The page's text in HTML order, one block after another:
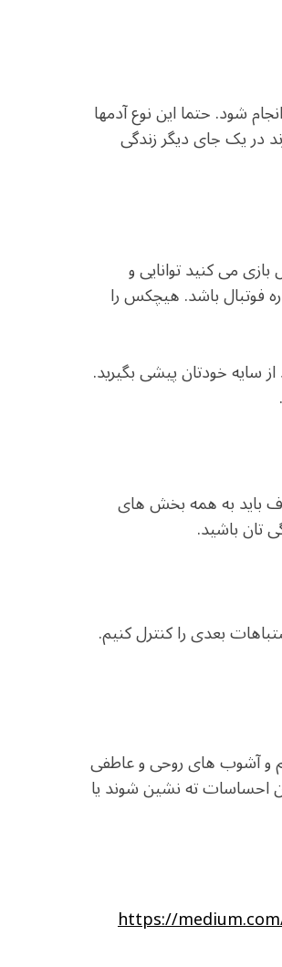
شود. حتما این نوع آدمها
در یک جای دیگر زندگی
می کنید توانایی و
فوتبال باشد. هیچکس را
سایه خودتان پیشی بگیرید.
باید به همه بخش های
تان باشید.
بعدی را کنترل کنیم.
و آشوب های روحی و عاطفی
احساسات ته نشین شوند یا
https://